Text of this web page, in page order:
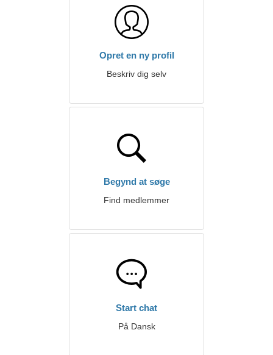
Opret en ny profil
Beskriv dig selv
Begynd at søge
Find medlemmer
Start chat
På Dansk